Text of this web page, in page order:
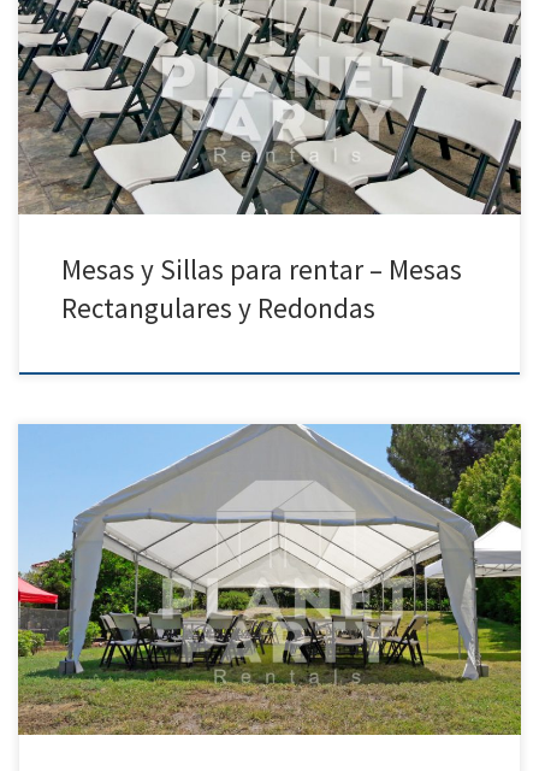
Mesas y Sillas para Rentar | Manteles Rectangulares | Manteles
Redondos | Cobertores para Sillas Carpas | Sillas y Mesas| Manteles |
Jumpers y Mas | Party Rentals – San Fernando Valley | Simi Valley|
Santa Clarita| Van Nuy Sillas y Mesas (Tables and Chairs) Sillas
(Chairs) Precio de […]
Mesas y Sillas para rentar – Mesas
Rectangulares y Redondas
20ft x 40ft Carpa | Precios | Fotos – Carpas para Renta 818 207 8502
20ft x 40ft Carpa Precio de Renta 20ft x 40ft Carpa $400.00 Carpas para
fiestas|Van
Nuys|Arleta|SunValley|Pacoima|NorthHollywood|SanFernando|Sylmar